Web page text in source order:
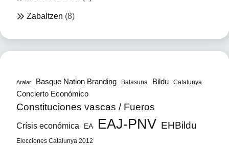
Zabaltzen (8)
Aralar Basque Nation Branding Batasuna Bildu Catalunya
Concierto Económico
Constituciones vascas / Fueros
Crísis económica EA EAJ-PNV EHBildu
Elecciones Catalunya 2012